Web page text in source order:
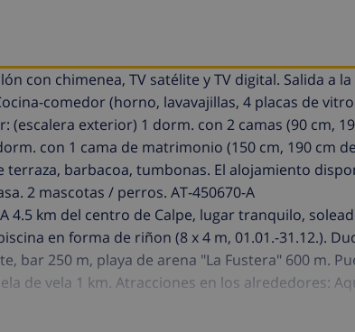
con chimenea, TV satélite y TV digital. Salida a
comedor (horno, lavavajillas, 4 placas de
(escalera exterior) 1 dorm. con 2 camas (90 cm,
con 1 cama de matrimonio (150 cm, 190 cm
terraza, barbacoa, tumbonas. El alojamiento
2 mascotas / perros. AT-450670-A
4.5 km del centro de Calpe, lugar tranquilo,
en forma de riñon (8 x 4 m, 01.01.-31.12.).
bar 250 m, playa de arena "La Fustera" 600 m.
de vela 1 km. Atracciones en los alrededores: